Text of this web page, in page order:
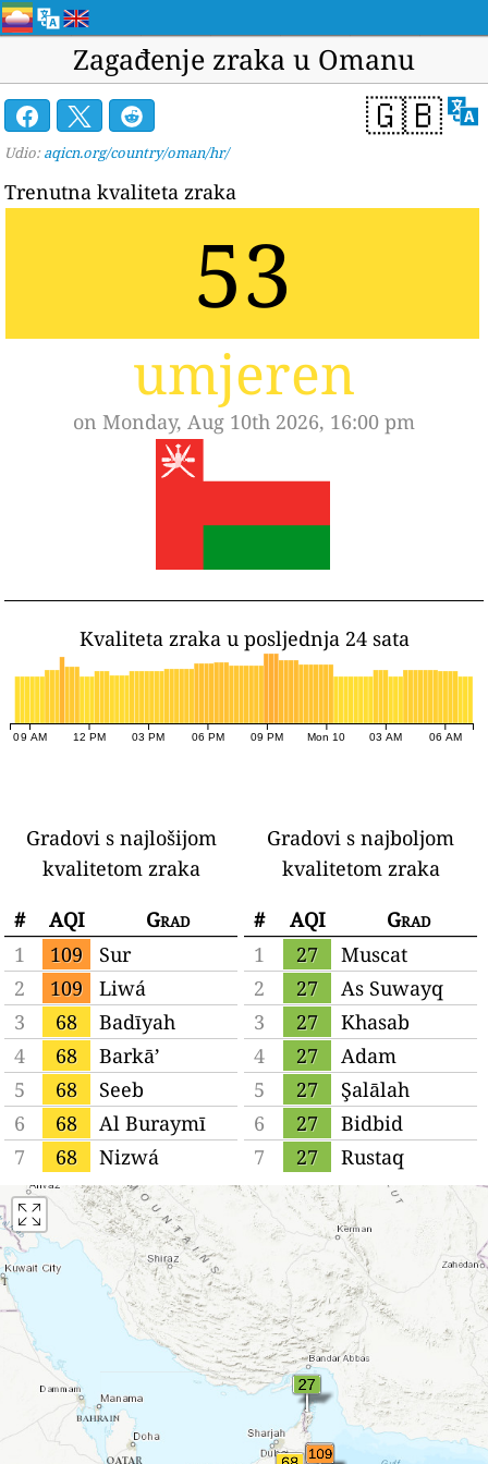
Zagađenje zraka u Omanu
🇬🇧
Udio: aqicn.org/country/oman/hr/
Trenutna kvaliteta zraka
53
umjeren
on Monday, Aug 10th 2026, 16:00 pm
Kvaliteta zraka u posljednja 24 sata
09 AM 12 PM 03 PM 06 PM 09 PM Mon 10 03 AM 06 AM
Gradovi s najlošijom
kvalitetom zraka
#
AQI
Grad
1
109
Sur
2
109
Liwá
3
68
Badīyah
4
68
Barkā’
5
68
Seeb
6
68
Al Buraymī
7
68 Nizwá
Gradovi s najboljom
kvalitetom zraka
#
AQI
Grad
1
27
Muscat
2
27
As Suwayq
3
27
Khasab
4
27
Adam
5
27
Şalālah
6
27
Bidbid
7
27 Rustaq